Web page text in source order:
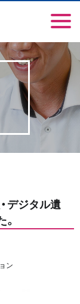
デジタル遺
ン